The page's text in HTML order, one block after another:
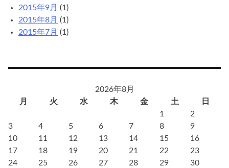
2015年9月 (1)
2015年8月 (1)
2015年7月 (1)
2026年8月
月
火 水 木 金 土
日
1
2
3
4 5 6 7 8
9
10
11 12 13 14 15
16
17
18 19 20 21 22
23
24
25 26 27 28 29 30